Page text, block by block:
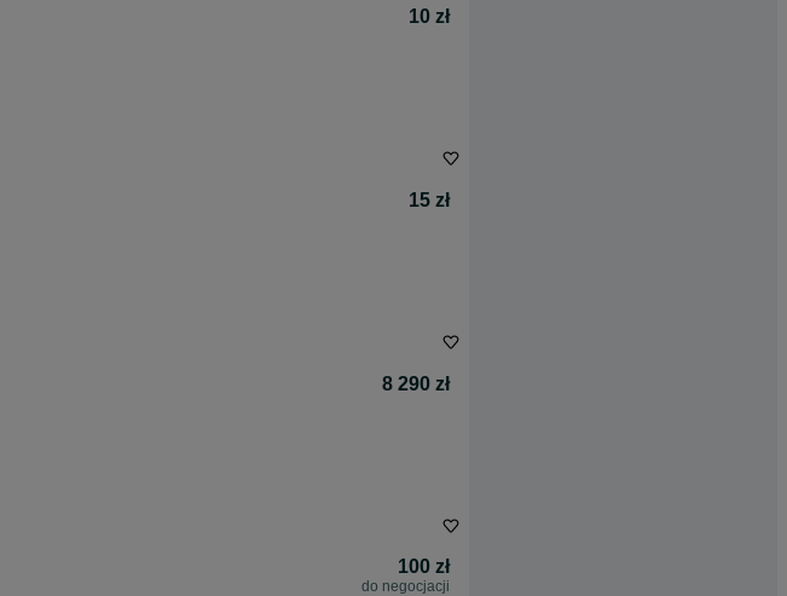
10 zł
15 zł
8 290 zł
100 zł
do negocjacji